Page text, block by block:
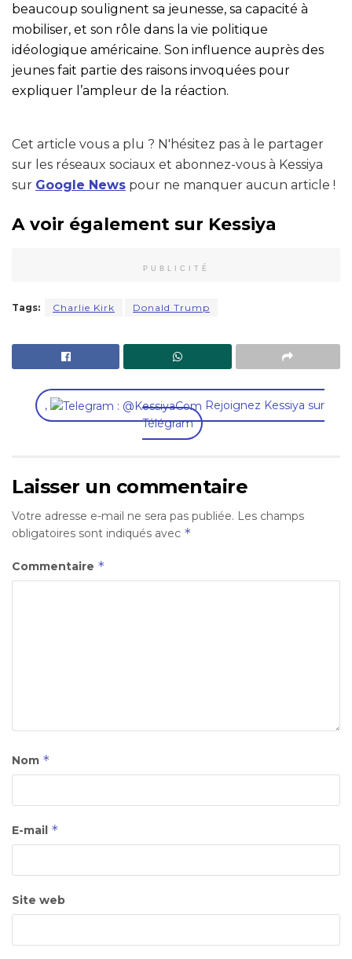
beaucoup soulignent sa jeunesse, sa capacité à
mobiliser, et son rôle dans la vie politique
idéologique américaine. Son influence auprès des
jeunes fait partie des raisons invoquées pour
expliquer l’ampleur de la réaction.
Cet article vous a plu ? N'hésitez pas à le partager
sur les réseaux sociaux et abonnez-vous à Kessiya
sur Google News pour ne manquer aucun article !
A voir également sur Kessiya
PUBLICITÉ
Tags: Charlie Kirk Donald Trump
,
Rejoignez Kessiya sur
Télégram
Laisser un commentaire
Votre adresse e-mail ne sera pas publiée. Les champs
obligatoires sont indiqués avec *
Commentaire *
Nom *
E-mail *
Site web